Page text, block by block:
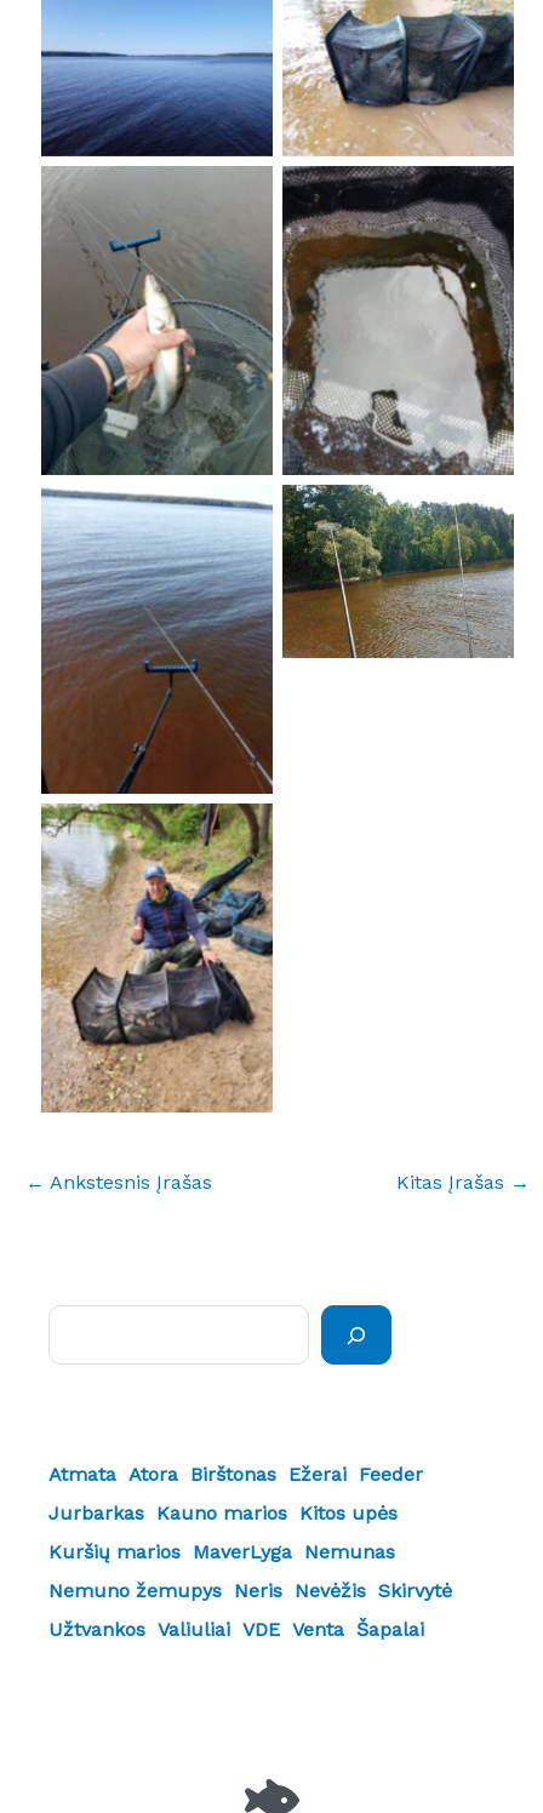
No Caption No Caption
No Caption
No Caption
No Caption
No Caption
← Ankstesnis Įrašas Kitas Įrašas →
Atmata Atora Birštonas Ežerai Feeder
Jurbarkas Kauno marios Kitos upės
Kuršių marios MaverLyga Nemunas
Nemuno žemupys Neris Nevėžis Skirvytė
Užtvankos Valiuliai VDE Venta Šapalai